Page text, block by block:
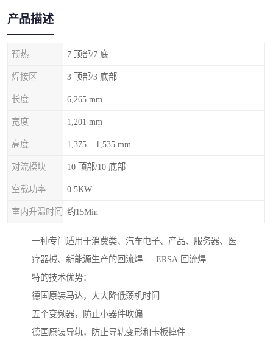
产品描述
预热 7 顶部/7 底
焊接区 3 顶部/3 底部
长度 6,265 mm
宽度 1,201 mm
高度 1,375 – 1,535 mm
对流模块 10 顶部/10 底部
空载功率 0.5KW
室内升温时间 约15Min
一种专门适用于消费类、汽车电子、产品、服务器、医
疗器械、新能源生产的回流焊-- ERSA 回流焊
特的技术优势：
德国原装马达，大大降低荡机时间
五个变频器，防止小器件吹偏
德国原装导轨，防止导轨变形和卡板掉件